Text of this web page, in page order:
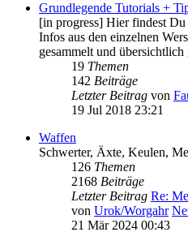
Grundlegende Tutorials +
[in progress] Hier findest
Infos aus den einzelnen
gesammelt und übersichtlich
19 Themen
142 Beiträge
Letzter Beitrag von
19 Jul 2018 23:21
Waffen
Schwerter, Äxte, Keulen,
126 Themen
2168 Beiträge
Letzter Beitrag Re:
von Urok/Worgahr
21 Mär 2024 00:43